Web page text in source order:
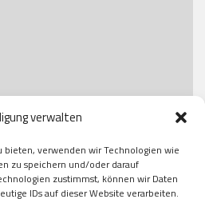
verwalten
bieten, verwenden wir Technologien wie
zu speichern und/oder darauf
zustimmst, können wir Daten
IDs auf dieser Website verarbeiten.